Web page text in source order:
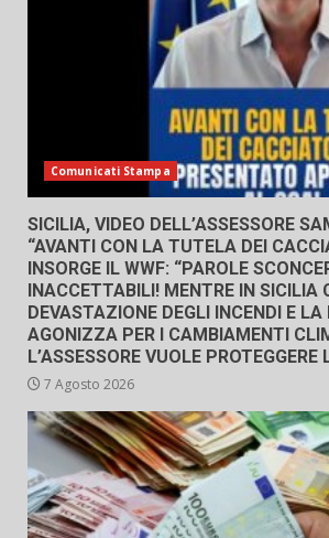
Comunicati Stampa
SICILIA, VIDEO DELL’ASSESSORE
“AVANTI CON LA TUTELA DEI
INSORGE IL WWF: “PAROLE
INACCETTABILI! MENTRE IN SICILIA
DEVASTAZIONE DEGLI INCENDI E LA
AGONIZZA PER I CAMBIAMENTI
L’ASSESSORE VUOLE
7 Agosto 2026